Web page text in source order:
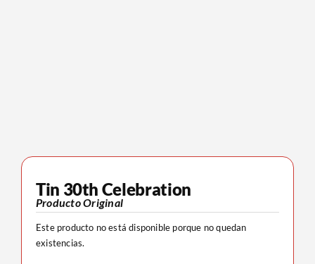
Tin 30th Celebration
Producto Original
Este producto no está disponible porque no quedan
existencias.